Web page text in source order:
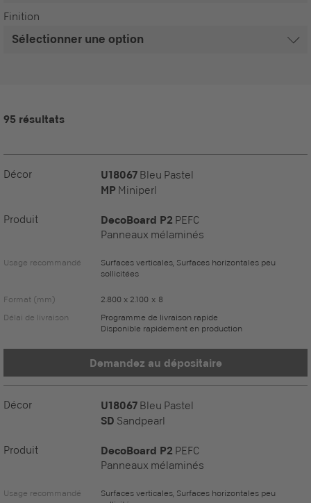
Finition
95 résultats
Décor U18067 Bleu Pastel
MP Miniperl
Produit DecoBoard P2 PEFC
Panneaux mélaminés
Usage recommandé
Surfaces verticales, Surfaces horizontales peu
sollicitées
Format (mm)
2.800 x 2.100 x 8
Délai de livraison
Programme de livraison rapide
Disponible rapidement en production
Demandez au dépositaire
Décor U18067 Bleu Pastel
SD Sandpearl
Produit DecoBoard P2 PEFC
Panneaux mélaminés
Usage recommandé
Surfaces verticales, Surfaces horizontales peu